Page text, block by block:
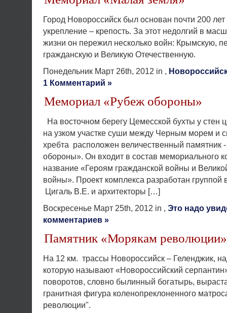
Город Новороссийск был основан почти 200 лет
укрепление – крепость. За этот недолгий в
жизни он пережил несколько войн: Крымскую,
гражданскую и Великую Отечественную.
Понедельник Март 26th, 2012 in ,
1 Комментарий »
Мемориал «Рубеж обороны»
На восточном берегу Цемесской бухты у стен
на узком участке суши между Черным морем и
хребта расположен величественный памятник
обороны». Он входит в состав мемориального
название «Героям гражданской войны и
войны». Проект комплекса разработан группой
Цигаль В.Е. и архитекторы […]
Воскресенье Март 25th, 2012 in , Это надо
комментариев »
Памятник «Морякам революции»
На 12 км. трассы Новороссийск – Геленджик,
которую называют «Новороссийский
поворотов, словно былинный богатырь,
гранитная фигура коленопреклоненного
революции".